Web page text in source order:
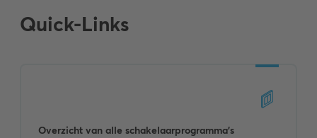
Quick-Links
Overzicht van alle schakelaarprogramma’s